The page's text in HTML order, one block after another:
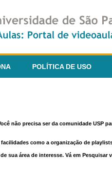
POLÍTICA DE USO
não precisa ser da comunidade
como a organização de
sua área de interesse. Vá em